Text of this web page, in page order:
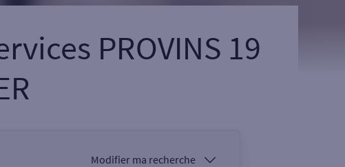
PROVINS 19
Modifier ma recherche